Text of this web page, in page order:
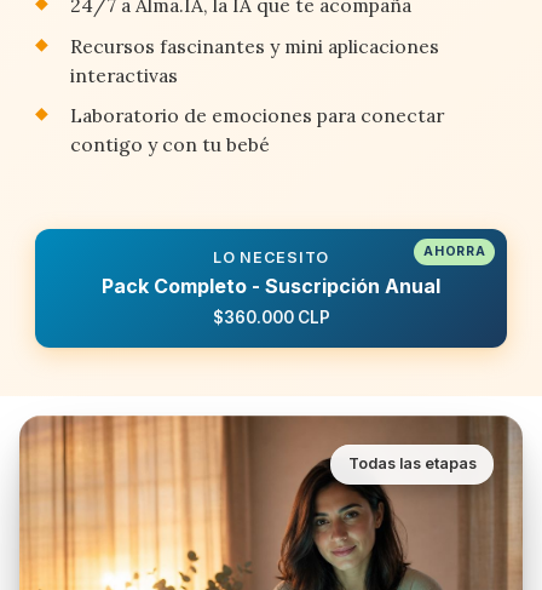
24/7 a Alma.IA, la IA que te acompaña
Recursos fascinantes y mini aplicaciones
interactivas
Laboratorio de emociones para conectar
contigo y con tu bebé
LO NECESITO
Pack Completo - Suscripción Anual
$360.000 CLP
Todas las etapas